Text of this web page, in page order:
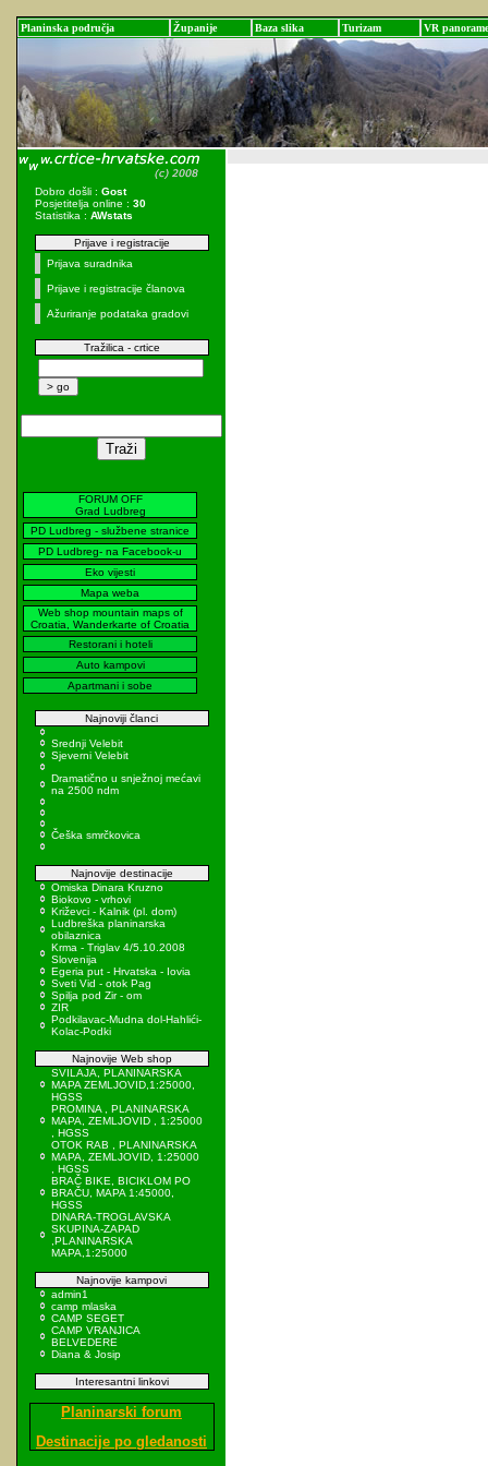
Planinska područja Županije Baza slika Turizam VR panorame
Dobro došli : Gost
Posjetitelja online : 30
Statistika : AWstats
Prijave i registracije
Prijava suradnika
Prijave i registracije članova
Ažuriranje podataka gradovi
Tražilica - crtice
FORUM OFF
Grad Ludbreg
PD Ludbreg - službene stranice
PD Ludbreg- na Facebook-u
Eko vijesti
Mapa weba
Web shop mountain maps of
Croatia, Wanderkarte of Croatia
Restorani i hoteli
Auto kampovi
Apartmani i sobe
Najnoviji članci
Srednji Velebit
Sjeverni Velebit
Dramatično u snježnoj mećavi
na 2500 ndm
Češka smrčkovica
Najnovije destinacije
Omiska Dinara Kruzno
Biokovo - vrhovi
Križevci - Kalnik (pl. dom)
Ludbreška planinarska
obilaznica
Krma - Triglav 4/5.10.2008
Slovenija
Egeria put - Hrvatska - Iovia
Sveti Vid - otok Pag
Spilja pod Zir - om
ZIR
Podkilavac-Mudna dol-Hahlići-
Kolac-Podki
Najnovije Web shop
SVILAJA, PLANINARSKA
MAPA ZEMLJOVID,1:25000,
HGSS
PROMINA , PLANINARSKA
MAPA, ZEMLJOVID , 1:25000
, HGSS
OTOK RAB , PLANINARSKA
MAPA, ZEMLJOVID, 1:25000
, HGSS
BRAČ BIKE, BICIKLOM PO
BRAČU, MAPA 1:45000,
HGSS
DINARA-TROGLAVSKA
SKUPINA-ZAPAD
,PLANINARSKA
MAPA,1:25000
Najnovije kampovi
admin1
camp mlaska
CAMP SEGET
CAMP VRANJICA
BELVEDERE
Diana & Josip
Interesantni linkovi
Planinarski forum
Destinacije po gledanosti